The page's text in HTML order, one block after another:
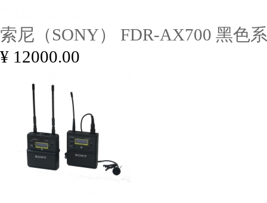
索尼（SONY） FDR-AX700 黑色
¥ 12000.00